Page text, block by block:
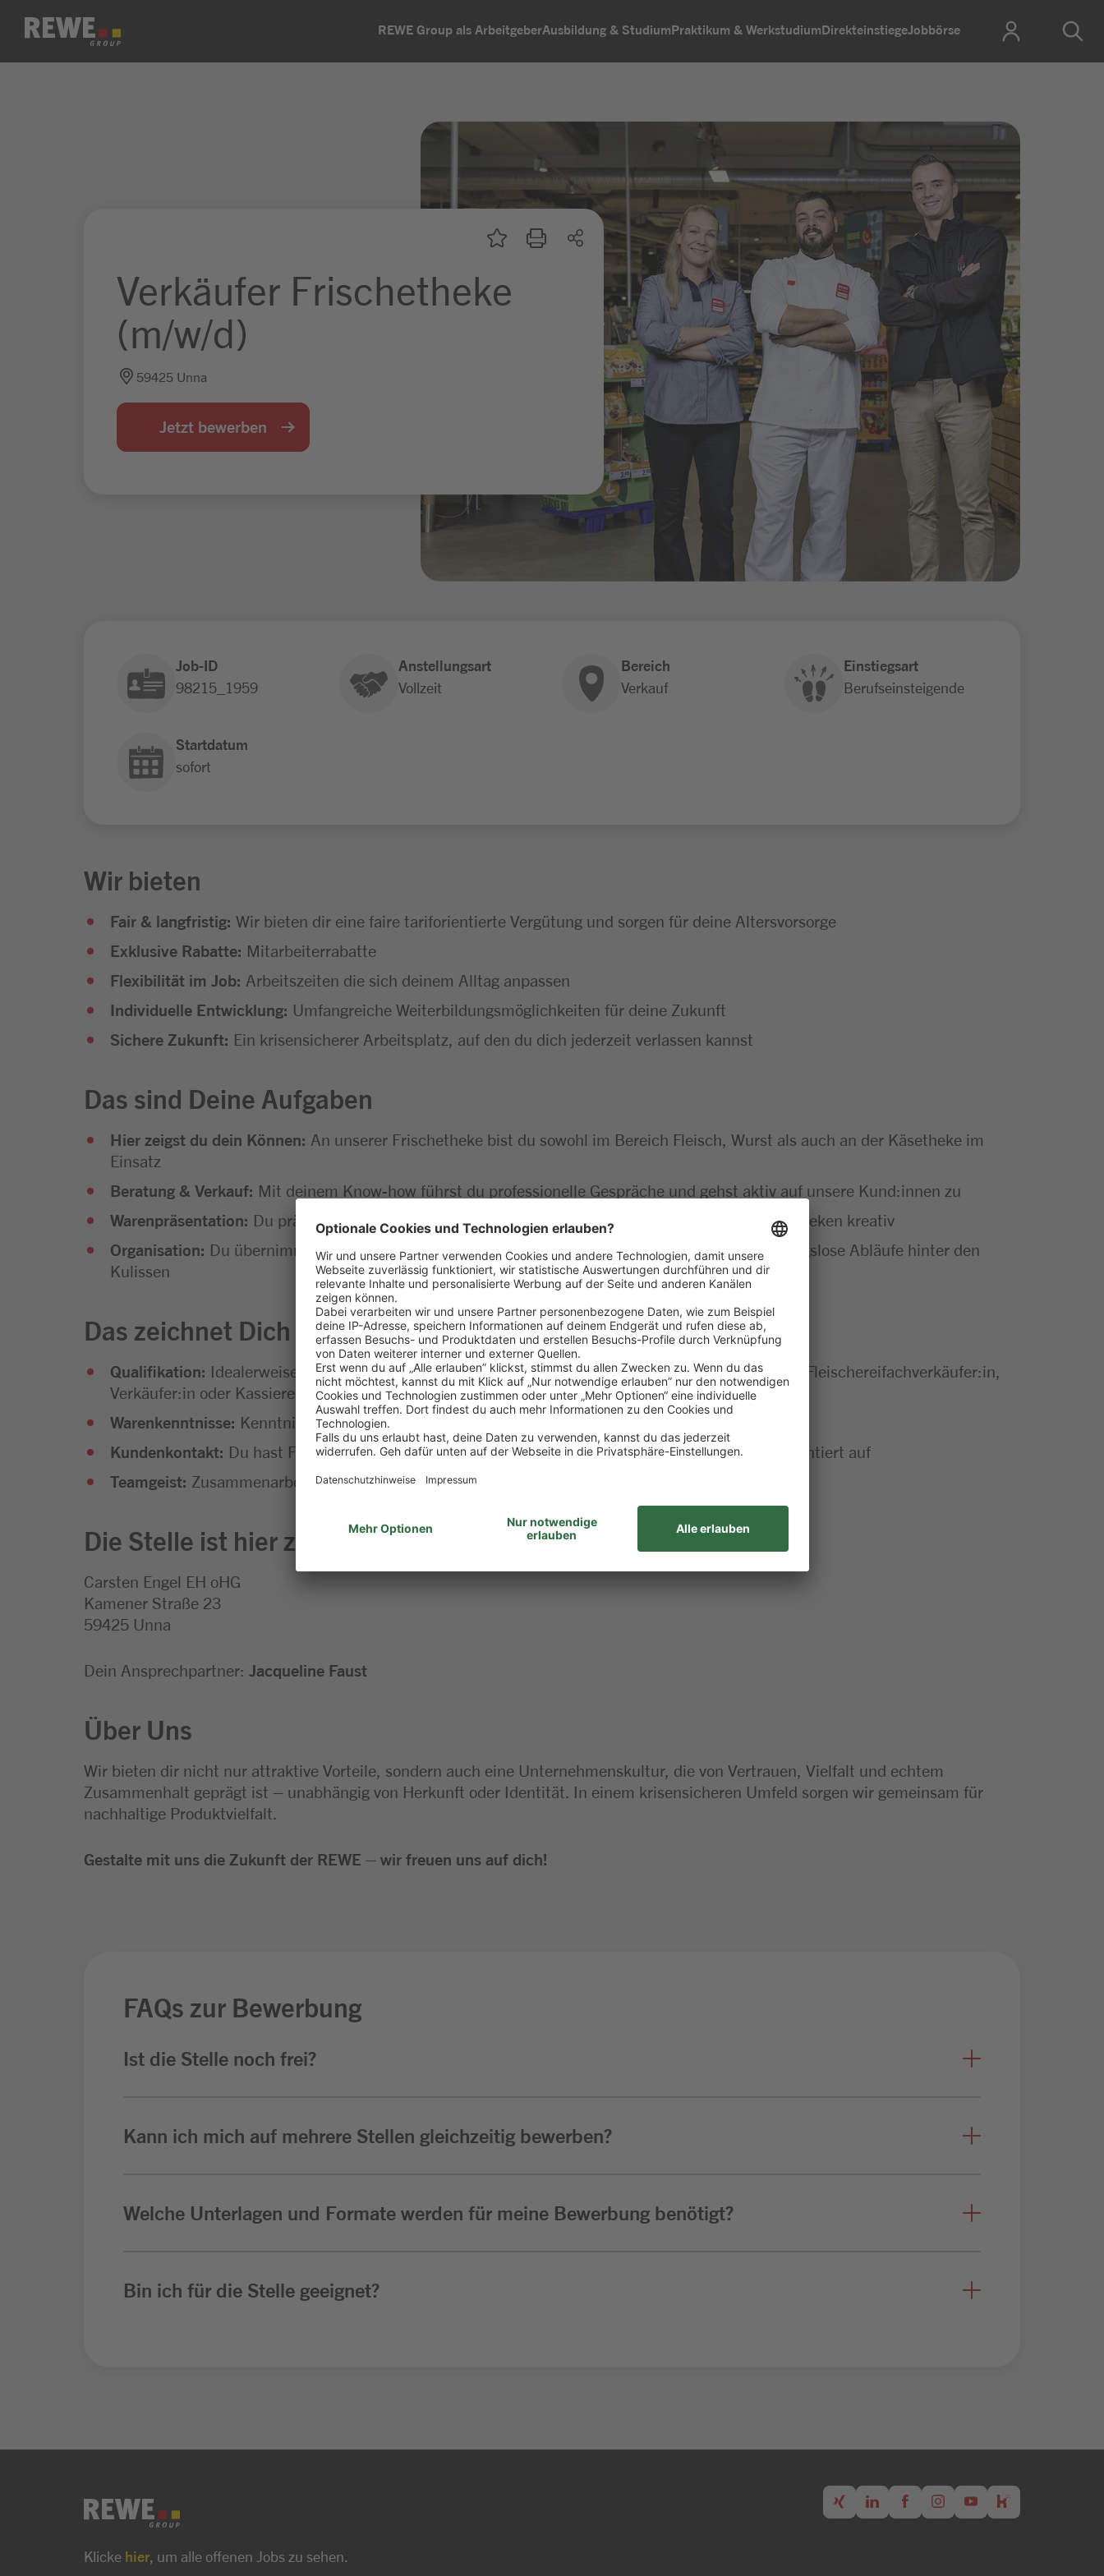
Zum Inhalt springen REWE Group als ArbeitgeberAusbildung & StudiumPraktikum & WerkstudiumDirekteinstiegeJobbörse
Verkäufer Frischetheke
(m/w/d)
59425 Unna
Jetzt bewerben
Job-ID
98215_1959
Anstellungsart
Vollzeit
Bereich
Verkauf
Einstiegsart
Berufseinsteigende
Startdatum
sofort
Wir bieten
Fair & langfristig: Wir bieten dir eine faire tariforientierte Vergütung und sorgen für deine Altersvorsorge
Exklusive Rabatte: Mitarbeiterrabatte
Flexibilität im Job: Arbeitszeiten die sich deinem Alltag anpassen
Individuelle Entwicklung: Umfangreiche Weiterbildungsmöglichkeiten für deine Zukunft
Sichere Zukunft: Ein krisensicherer Arbeitsplatz, auf den du dich jederzeit verlassen kannst
Das sind Deine Aufgaben
Hier zeigst du dein Können: An unserer Frischetheke bist du sowohl im Bereich Fleisch, Wurst als auch an der Käsetheke im
Einsatz
Beratung & Verkauf: Mit deinem Know-how führst du professionelle Gespräche und gehst aktiv auf unsere Kund:innen zu
Warenpräsentation: Du präsentierst unsere Frischwaren ansprechend und gestaltest die Verkaufstheken kreativ
Organisation: Du übernimmst die Warendisposition, kontrollierst die Qualität und sorgst für reibungslose Abläufe hinter den
Kulissen
Das zeichnet Dich aus
Qualifikation: Idealerweise erste Berufspraxis im Einzelhandel – z. B. als Bäckereifachverkäufer:in, Fleischereifachverkäufer:in,
Verkäufer:in oder Kassierer:in. Auch Quereinsteiger:innen sind herzlich willkommen
Warenkenntnisse: Kenntnisse im Lebensmittelbereich sind von Vorteil
Kundenkontakt: Du hast Freude am Umgang mit Menschen und trittst freundlich sowie serviceorientiert auf
Teamgeist: Zusammenarbeit liegt dir – du bringst dich zuverlässig ein und denkst kundenorientiert
Die Stelle ist hier zu vergeben:
Carsten Engel EH oHG
Kamener Straße 23
59425 Unna
Dein Ansprechpartner: Jacqueline Faust
Über Uns
Wir bieten dir nicht nur attraktive Vorteile, sondern auch eine Unternehmenskultur, die von Vertrauen, Vielfalt und echtem
Zusammenhalt geprägt ist – unabhängig von Herkunft oder Identität. In einem krisensicheren Umfeld sorgen wir gemeinsam für
nachhaltige Produktvielfalt.
Gestalte mit uns die Zukunft der REWE – wir freuen uns auf dich!
FAQs zur Bewerbung
Ist die Stelle noch frei?
Kann ich mich auf mehrere Stellen gleichzeitig bewerben?
Welche Unterlagen und Formate werden für meine Bewerbung benötigt?
Bin ich für die Stelle geeignet?
Klicke hier , um alle offenen Jobs zu sehen.